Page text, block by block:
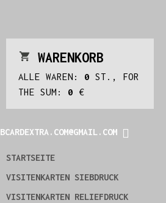
WARENKORB
ALLE WAREN: 0 ST., FOR
THE SUM: 0 €
BCARDEXTRA.COM@GMAIL.COM
STARTSEITE
VISITENKARTEN SIEBDRUCK
VISITENKARTEN RELIEFDRUCK